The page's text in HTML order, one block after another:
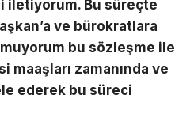
iletiyorum. Bu süreçte
ve bürokratlara
bu sözleşme ile
maaşları zamanında ve
ederek bu süreci